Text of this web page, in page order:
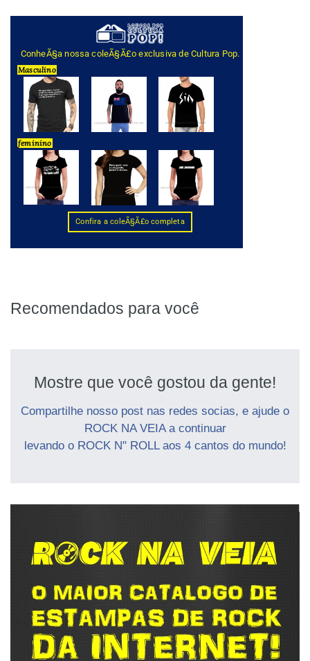
Recomendados para você
Mostre que você gostou da gente!
Compartilhe nosso post nas redes socias, e ajude o
ROCK NA VEIA a continuar
levando o ROCK N" ROLL aos 4 cantos do mundo!